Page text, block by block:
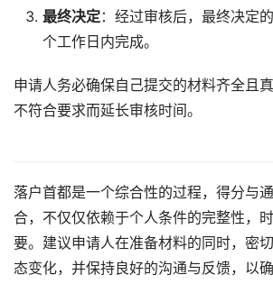
最终决定：经过审核后，最终决定
个工作日内完成。
申请人务必确保自己提交的材料齐全且
不符合要求而延长审核时间。
落户首都是一个综合性的过程，得分与
合，不仅仅依赖于个人条件的完整性，
要。建议申请人在准备材料的同时，密
态变化，并保持良好的沟通与反馈，以